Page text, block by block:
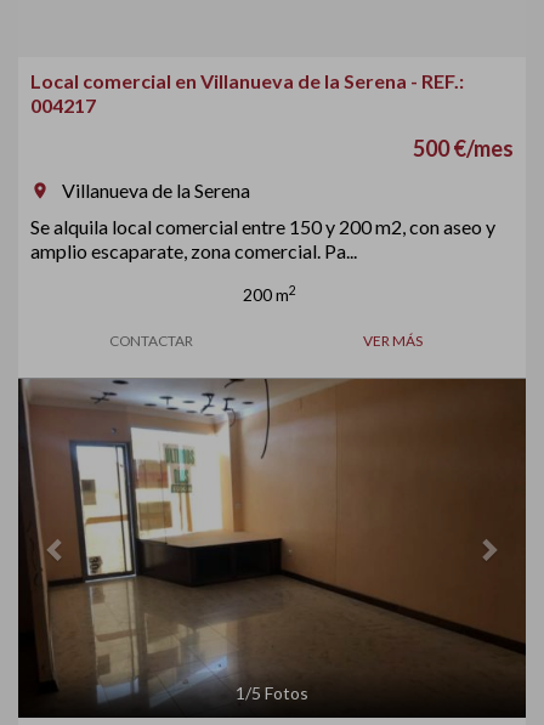
Local comercial en Villanueva de la Serena - REF.:
004217
500 €/mes
room
Villanueva de la Serena
Se alquila local comercial entre 150 y 200 m2, con aseo y
amplio escaparate, zona comercial. Pa...
200 m2
CONTACTAR VER MÁS
Previous
1/5 Fotos